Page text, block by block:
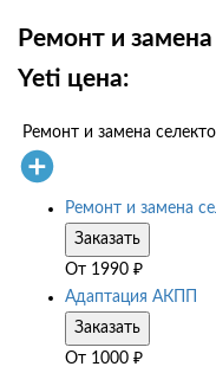
Ремонт и
Yeti цена:
Ремонт и замена
Ремонт и замена
Заказать
От 1990 ₽
Адаптация АКПП
Заказать
От 1000 ₽